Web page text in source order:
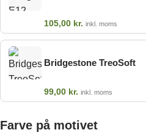
105,00 kr. inkl. moms
Bridgestone TreoSoft
99,00 kr. inkl. moms
Farve på motivet